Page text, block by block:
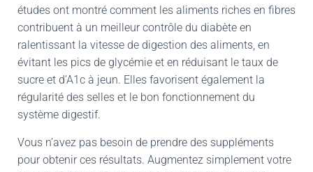
études ont montré comment les aliments riches en fibres
contribuent à un meilleur contrôle du diabète en
ralentissant la vitesse de digestion des aliments, en
évitant les pics de glycémie et en réduisant le taux de
sucre et d’A1c à jeun. Elles favorisent également la
régularité des selles et le bon fonctionnement du
système digestif.
Vous n’avez pas besoin de prendre des suppléments
pour obtenir ces résultats. Augmentez simplement votre